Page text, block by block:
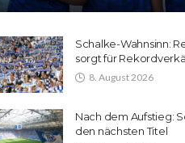
Schalke-Wahnsinn:
sorgt für
8. August 2026
Nach dem Aufstieg:
den nächsten Titel